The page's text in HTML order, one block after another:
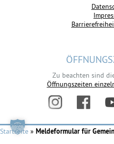
Zu beachten sind
Öffnungszeiten
Startseite » Meldeformular für